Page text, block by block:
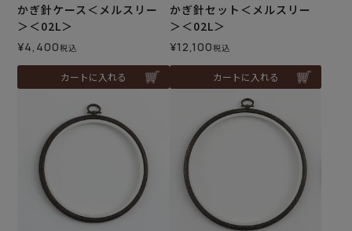
かぎ針ケース＜メルスリー
＞＜02L＞
¥4,400税込
カートに入れる
かぎ針セット＜メルスリー
＞＜02L＞
¥12,100税込
カートに入れる